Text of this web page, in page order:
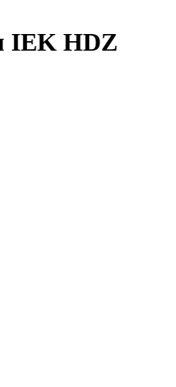
IEK HDZ